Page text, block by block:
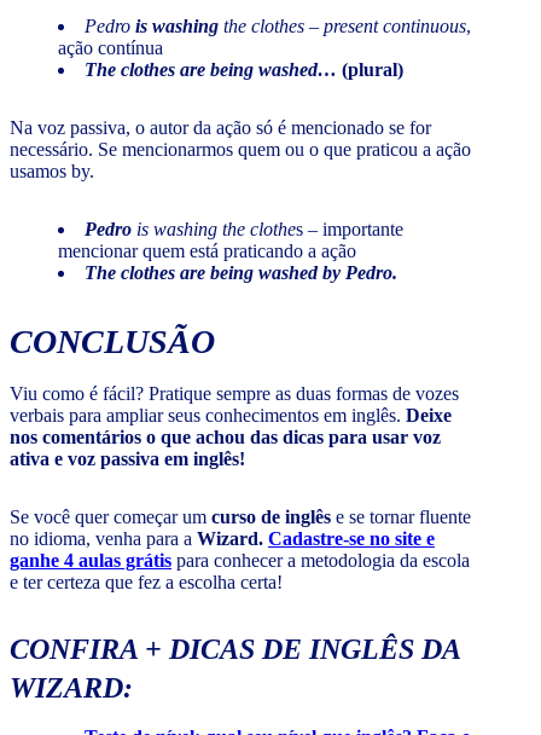
Pedro is washing the clothes – present continuous,
ação contínua
The clothes are being washed… (plural)
Na voz passiva, o autor da ação só é mencionado se for
necessário. Se mencionarmos quem ou o que praticou a ação
usamos by.
Pedro is washing the clothes – importante
mencionar quem está praticando a ação
The clothes are being washed by Pedro.
CONCLUSÃO
Viu como é fácil? Pratique sempre as duas formas de vozes
verbais para ampliar seus conhecimentos em inglês. Deixe
nos comentários o que achou das dicas para usar voz
ativa e voz passiva em inglês!
Se você quer começar um curso de inglês e se tornar fluente
no idioma, venha para a Wizard. Cadastre-se no site e
ganhe 4 aulas grátis para conhecer a metodologia da escola
e ter certeza que fez a escolha certa!
CONFIRA + DICAS DE INGLÊS DA
WIZARD: